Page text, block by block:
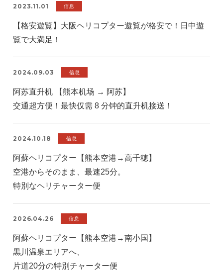
2023.11.01 信息
【格安遊覧】大阪ヘリコプター遊覧が格安で！日中遊
覧で大満足！
2024.09.03 信息
阿苏直升机 【熊本机场 → 阿苏】
交通超方便！最快仅需 8 分钟的直升机接送！
2024.10.18 信息
阿蘇ヘリコプター【熊本空港→高千穂】
空港からそのまま、最速25分。
特別なヘリチャーター便
2026.04.26 信息
阿蘇ヘリコプター【熊本空港→南小国】
黒川温泉エリアへ、
片道20分の特別チャーター便